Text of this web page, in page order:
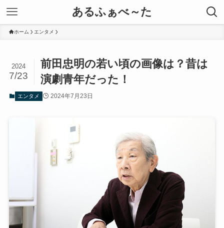
あるふぁべ～た
ホーム エンタメ
前田忠明の若い頃の画像は？昔は
演劇青年だった！
2024
7/23
エンタメ 2024年7月23日